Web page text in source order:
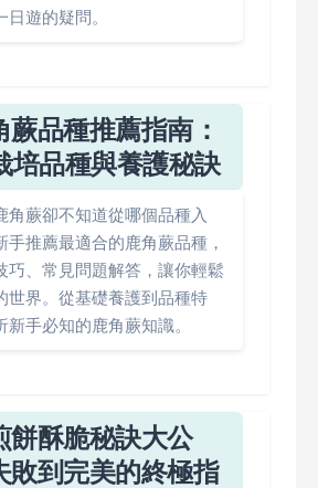
遊的疑問。
蕨品種推薦指南：
培品種與養護秘訣
角蕨卻不知道從哪個品種入
手推薦最適合的鹿角蕨品種，
巧、常見問題解答，讓你輕鬆
世界。從基礎養護到品種特
新手必知的鹿角蕨知識。
餅酥脆秘訣大公
敗到完美的終極指